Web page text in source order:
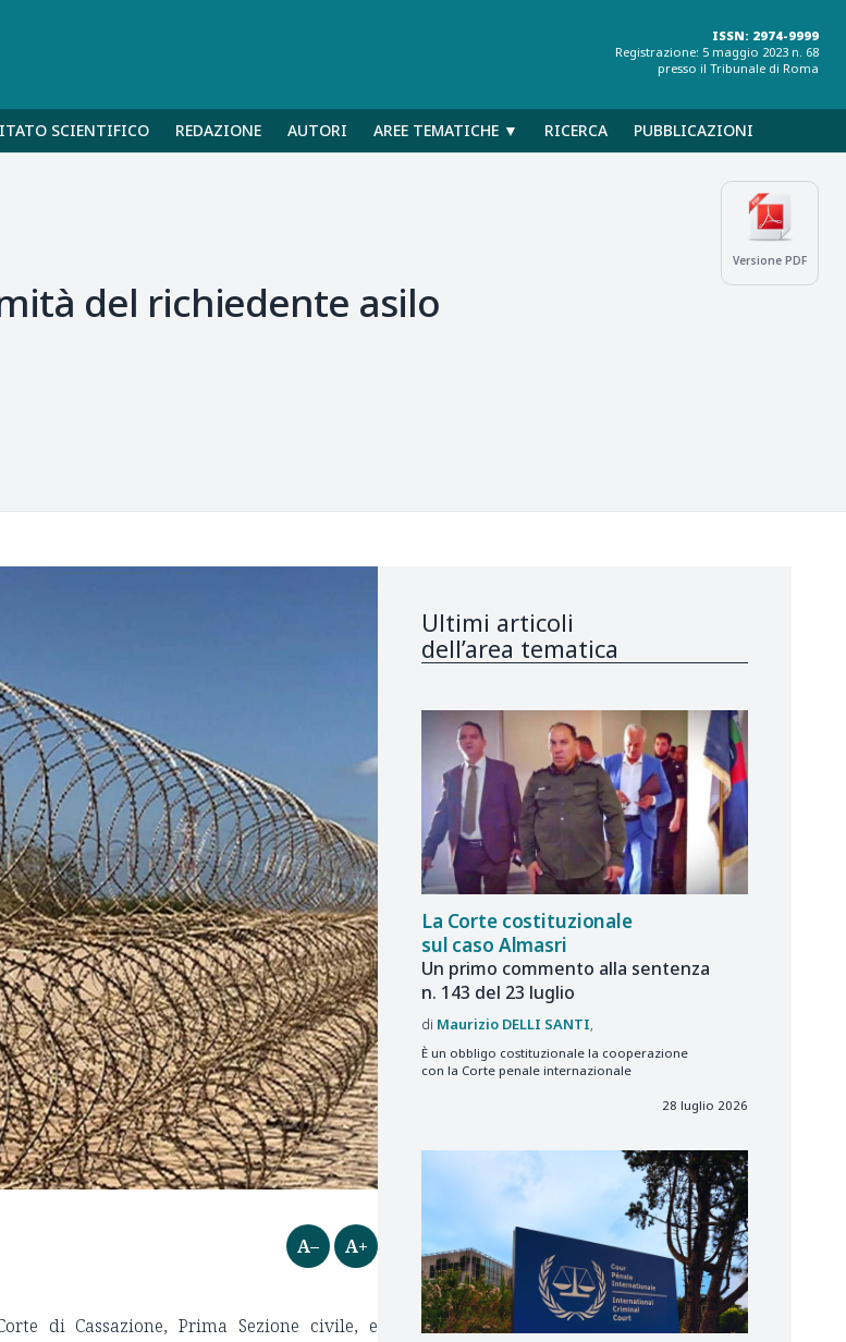
ISSN: 2974-9999
Registrazione: 5 maggio 2023 n. 68
presso il Tribunale di Roma
SCIENTIFICO REDAZIONE AUTORI AREE TEMATICHE ▼ RICERCA PUBBLICAZIONI
Versione PDF
del richiedente asilo
A– A+
di Cassazione, Prima Sezione civile, e
Ultimi articoli
dell’area tematica
La Corte costituzionale
sul caso Almasri
Un primo commento alla sentenza
n. 143 del 23 luglio
Maurizio DELLI SANTI
È un obbligo costituzionale la cooperazione
con la Corte penale internazionale
28 luglio 2026